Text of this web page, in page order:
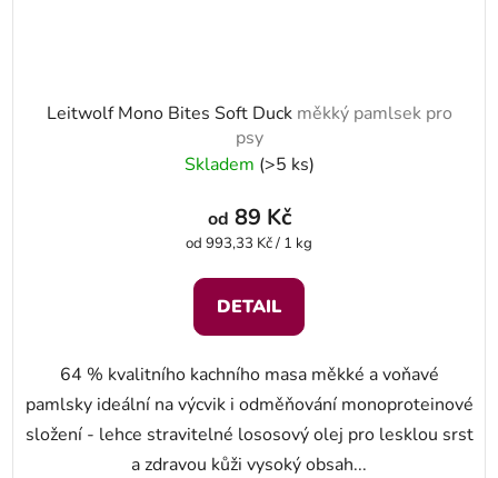
Leitwolf Mono Bites Soft Duck měkký pamlsek pro
psy
Skladem (>5 ks)
od 89 Kč
Měrná cena:
od 993,33 Kč / 1 kg
DETAIL
64 % kvalitního kachního masa měkké a voňavé
pamlsky ideální na výcvik i odměňování monoproteinové
složení - lehce stravitelné lososový olej pro lesklou srst
a zdravou kůži vysoký obsah...